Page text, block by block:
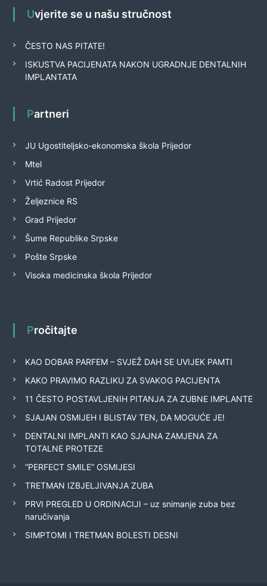
Uvjerite se u našu stručnost
ČESTO NAS PITATE!
ISKUSTVA PACIJENATA NAKON UGRADNJE DENTALNIH
IMPLANTATA
Partneri
JU Ugostiteljsko-ekonomska škola Prijedor
Mtel
Vrtić Radost Prijedor
Željeznice RS
Grad Prijedor
Šume Republike Srpske
Pošte Srpske
Visoka medicinska škola Prijedor
Pročitajte
KAO DOBAR PARFEM – SVJEŽ DAH SE UVIJEK PAMTI
KAKO PRAVIMO RAZLIKU ZA SVAKOG PACIJENTA
11 ČESTO POSTAVLJENIH PITANJA ZA ZUBNE IMPLANTE
SJAJAN OSMIJEH I BLISTAV TEN, DA MOGUĆE JE!
DENTALNI IMPLANTI KAO SJAJNA ZAMJENA ZA
TOTALNE PROTEZE
“PERFECT SMILE” OSMIJESI
TRETMAN IZBJELJIVANJA ZUBA
PRVI PREGLED U ORDINACIJI – uz snimanje zuba bez
naručivanja
SIMPTOMI I TRETMAN BOLESTI DESNI